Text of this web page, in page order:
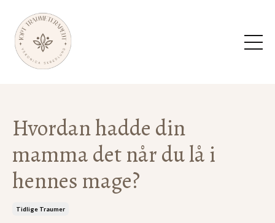
Hvordan hadde din
mamma det når du lå i
hennes mage?
Tidlige Traumer